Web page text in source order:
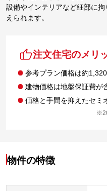
設備やインテリアなど細部に
えられます。
注文住宅のメリ
参考プラン価格は約
建物価格は地盤保証費が
価格と手間を抑えたセミ
物件の特徴